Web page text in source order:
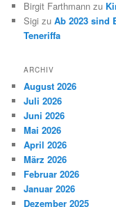
Birgit Farthmann zu
Sigi zuAb 2023 sind
Teneriffa
ARCHIV
August 2026
Juli 2026
Juni 2026
Mai 2026
April 2026
März 2026
Februar 2026
Januar 2026
Dezember 2025